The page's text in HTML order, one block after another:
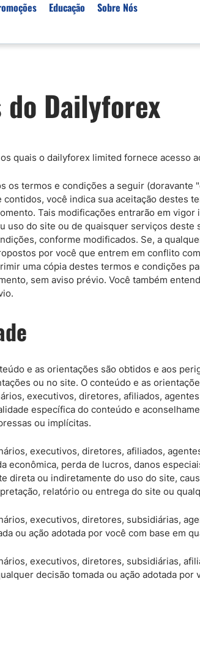
Corretoras para Investir en Ouro
Contas de Demonstração
Melhor Corretora de Bitcoin
Educação Sobre Nós
Como
do Dailyforex
quais o dailyforex limited fornece acesso
os termos e condições a seguir
você indica sua aceitação destes
Tais modificações entrarão em
uso do site ou de quaisquer serviços
conforme modificados. Se, a
por você que entrem em conflito
uma cópia destes termos e condições
sem aviso prévio. Você também
e as orientações são obtidos e aos
ou no site. O conteúdo e as
executivos, diretores, afiliados,
específica do conteúdo e
ou implícitas.
executivos, diretores, afiliados,
econômica, perda de lucros, danos
direta ou indiretamente do uso do site,
relatório ou entrega do site ou
executivos, diretores, subsidiárias,
ou ação adotada por você com base em
executivos, diretores, subsidiárias,
decisão tomada ou ação adotada